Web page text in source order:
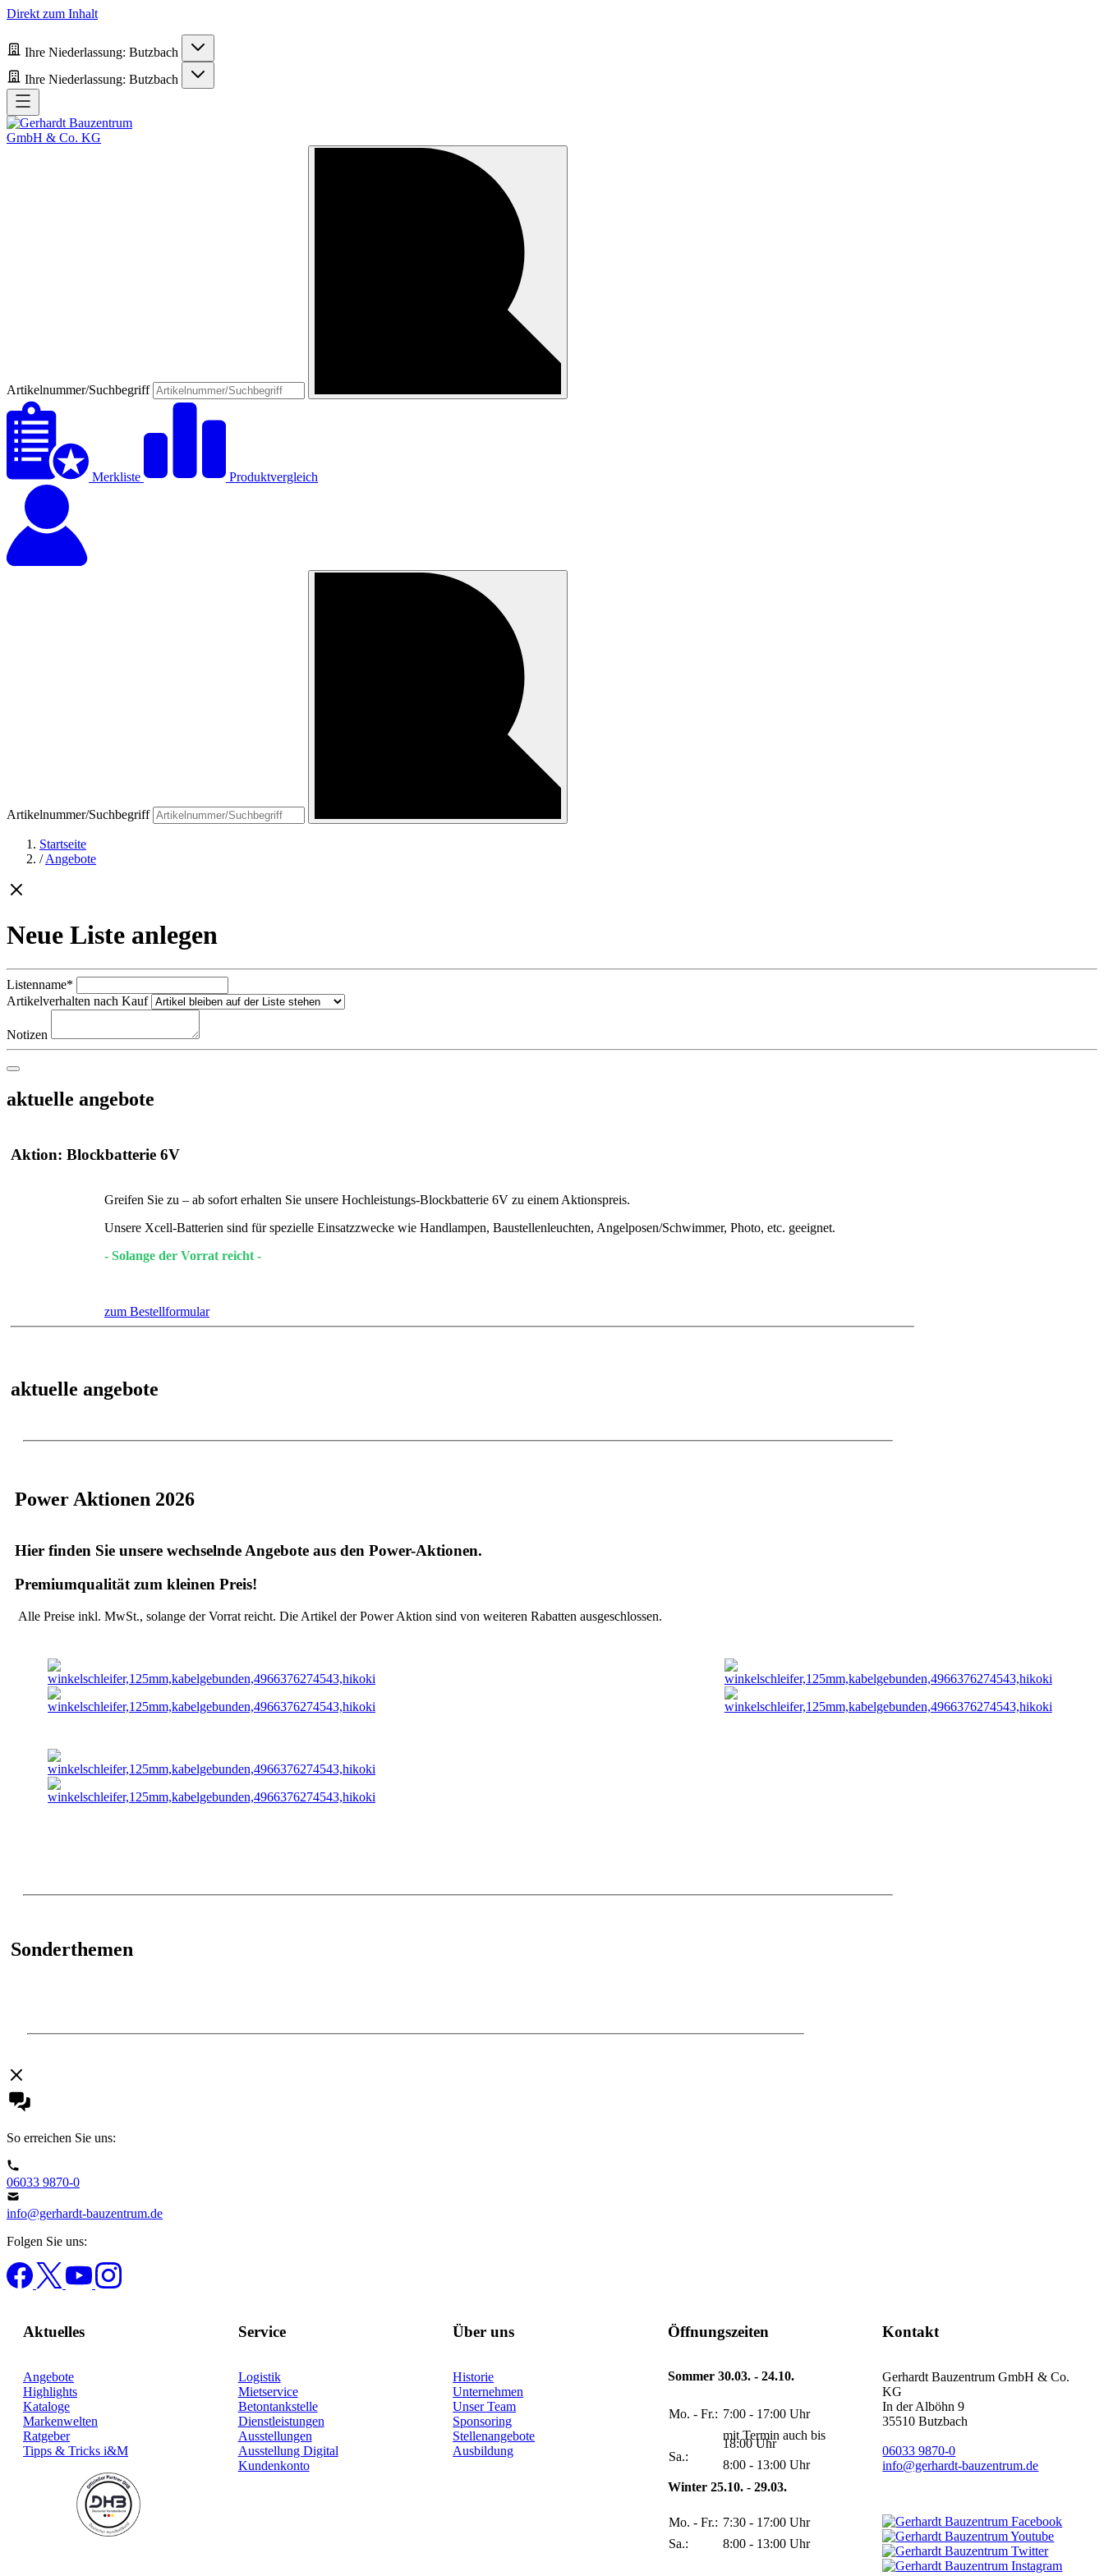
Direkt zum Inhalt
Ihre Niederlassung: Butzbach
Ihre Niederlassung: Butzbach
Artikelnummer/Suchbegriff
Merkliste Produktvergleich
Artikelnummer/Suchbegriff
Startseite
/ Angebote
Neue Liste anlegen
Listenname*
Artikelverhalten nach Kauf
Notizen
aktuelle angebote
Aktion: Blockbatterie 6V
Greifen Sie zu – ab sofort erhalten Sie unsere Hochleistungs-Blockbatterie 6V zu einem Aktionspreis.
Unsere Xcell-Batterien sind für spezielle Einsatzzwecke wie Handlampen, Baustellenleuchten, Angelposen/Schwimmer, Photo, etc. geeignet.
- Solange der Vorrat reicht -
zum Bestellformular
aktuelle angebote
Power Aktionen 2026
Hier finden Sie unsere wechselnde Angebote aus den Power-Aktionen.
Premiumqualität zum kleinen Preis!
Alle Preise inkl. MwSt., solange der Vorrat reicht. Die Artikel der Power Aktion sind von weiteren Rabatten ausgeschlossen.
Sonderthemen
So erreichen Sie uns:
06033 9870-0
info@gerhardt-bauzentrum.de
Folgen Sie uns:
Aktuelles
Angebote
Highlights
Kataloge
Markenwelten
Ratgeber
Tipps & Tricks i&M
Service
Logistik
Mietservice
Betontankstelle
Dienstleistungen
Ausstellungen
Ausstellung Digital
Kundenkonto
Über uns
Historie
Unternehmen
Unser Team
Sponsoring
Stellenangebote
Ausbildung
Öffnungszeiten
Sommer 30.03. - 24.10.
Mo. - Fr.:
Sa.:
7:00 - 17:00 Uhr
mit Termin auch bis
18:00 Uhr
8:00 - 13:00 Uhr
Winter 25.10. - 29.03.
Mo. - Fr.:
Sa.:
7:30 - 17:00 Uhr
8:00 - 13:00 Uhr
Kontakt
Gerhardt Bauzentrum GmbH & Co.
KG
In der Alböhn 9
35510 Butzbach
06033 9870-0
info@gerhardt-bauzentrum.de